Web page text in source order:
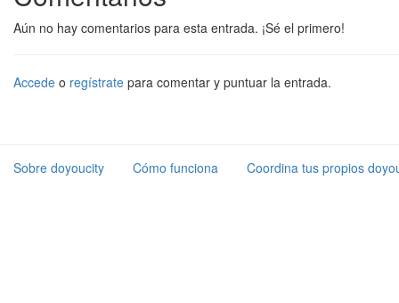
Aún no hay comentarios para esta entrada. ¡Sé el primero!
Accede o regístrate para comentar y puntuar la entrada.
Sobre doyoucity Cómo funciona Coordina tus propios